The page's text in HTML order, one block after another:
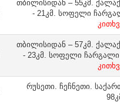
თბილისიდან – 55კმ.
- 21კმ. სოფელი
თბილისიდან – 57კმ.
- 23კმ. სოფელი ჩარგალი
რუსეთი. ჩეჩნეთი.